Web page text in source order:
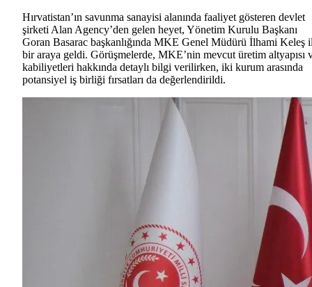
Hırvatistan’ın savunma sanayisi alanında faaliyet gösteren devlet
şirketi Alan Agency’den gelen heyet, Yönetim Kurulu Başkanı
Goran Basarac başkanlığında MKE Genel Müdürü İlhami Keleş
bir araya geldi. Görüşmelerde, MKE’nin mevcut üretim altyapısı
kabiliyetleri hakkında detaylı bilgi verilirken, iki kurum arasında
potansiyel iş birliği fırsatları da değerlendirildi.